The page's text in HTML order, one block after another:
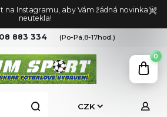
na Instagramu, aby Vám žádná novinka již
neutekla!
CZK
883 334 (Po-Pá,8-17hod.)
0